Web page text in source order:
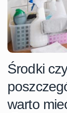
Środki
warto